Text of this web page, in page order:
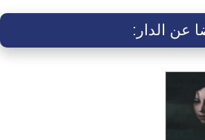
عن الدار: